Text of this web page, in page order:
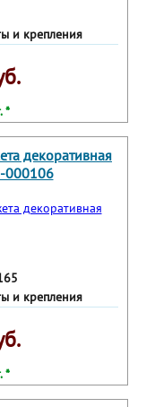
и крепления
*
декоративная
000106
и крепления
*